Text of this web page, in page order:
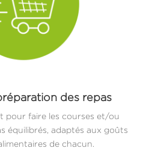
des repas
pour faire les courses et/ou
équilibrés, adaptés aux goûts
de chacun.